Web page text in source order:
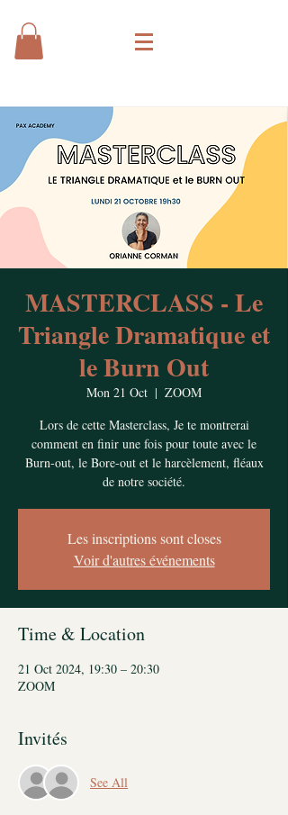
MASTERCLASS - Le
Triangle Dramatique et
le Burn Out
Mon 21 Oct
  |
ZOOM
Lors de cette Masterclass, Je te montrerai
comment en finir une fois pour toute avec le
Burn-out, le Bore-out et le harcèlement, fléaux
de notre société.
Les inscriptions sont closes
Voir d'autres événements
Time & Location
21 Oct 2024, 19:30 – 20:30
ZOOM
Invités
See All